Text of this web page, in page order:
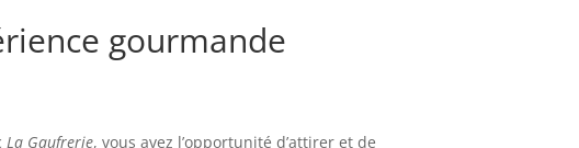
gourmande
La Gaufrerie, vous avez l’opportunité d’attirer et de